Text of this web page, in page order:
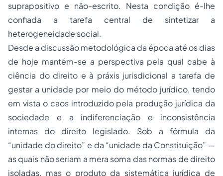
suprapositivo e não-escrito. Nesta condição é-lhe
confiada a tarefa central de sintetizar a
heterogeneidade social.
Desde a discussão metodológica da época até os dias
de hoje mantém-se a perspectiva pela qual cabe à
ciência do direito e à práxis jurisdicional a tarefa de
gestar a unidade por meio do método jurídico, tendo
em vista o caos introduzido pela produção jurídica da
sociedade e a indiferenciação e inconsistência
internas do direito legislado. Sob a fórmula da
“unidade do direito” e da “unidade da Constituição” —
as quais não seriam a mera soma das normas de direito
isoladas, mas o produto da sistemática jurídica de